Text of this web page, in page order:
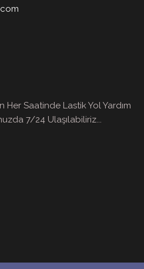
Her Saatinde Lastik Yol Yardım
7/24 Ulaşılabiliriz...